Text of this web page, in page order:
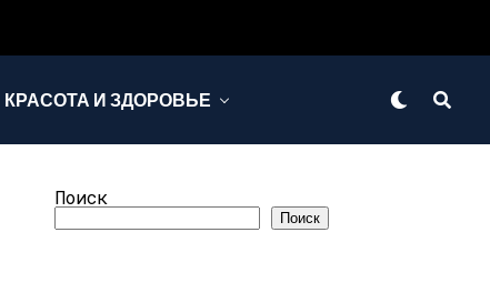
КРАСОТА И ЗДОРОВЬЕ
Поиск
Поиск